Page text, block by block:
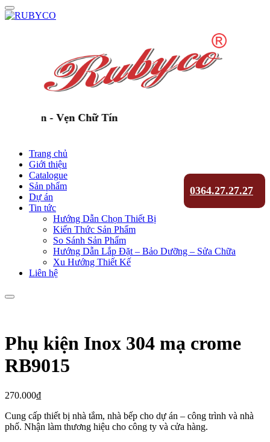
Tin - Vẹn Chữ Tín
0364.27.27.27
Trang chủ
Giới thiệu
Catalogue
Sản phẩm
Dự án
Tin tức
Hướng Dẫn Chọn Thiết Bị
Kiến Thức Sản Phẩm
So Sánh Sản Phẩm
Hướng Dẫn Lắp Đặt – Bảo Dưỡng – Sửa Chữa
Xu Hướng Thiết Kế
Liên hệ
Phụ kiện Inox 304 mạ crome
RB9015
270.000₫
Cung cấp thiết bị nhà tắm, nhà bếp cho dự án – công trình và nhà
phố. Nhận làm thương hiệu cho công ty và cửa hàng.